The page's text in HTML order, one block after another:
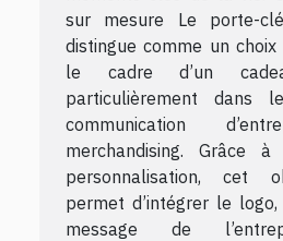
sur mesure Le porte-
distingue comme un
le cadre d’un
particulièrement dans
communication
merchandising. Grâce
personnalisation, cet
permet d’intégrer le
message de